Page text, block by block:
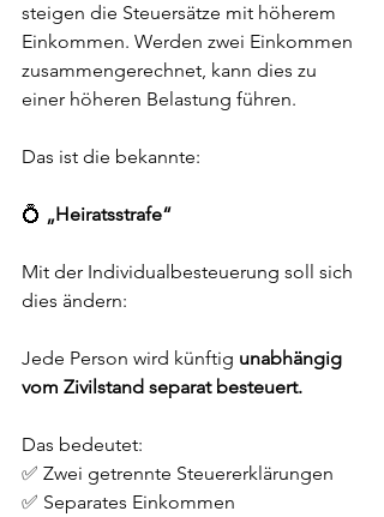
steigen die Steuersätze mit höherem
Einkommen. Werden zwei Einkommen
zusammengerechnet, kann dies zu
einer höheren Belastung führen.
Das ist die bekannte:
💍 „Heiratsstrafe“
Mit der Individualbesteuerung soll sich
dies ändern:
Jede Person wird künftig unabhängig
vom Zivilstand separat besteuert.
Das bedeutet:
✅ Zwei getrennte Steuererklärungen
✅ Separates Einkommen